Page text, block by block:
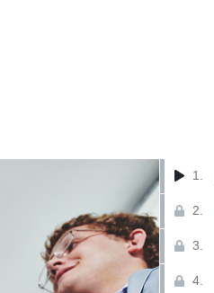
1.
2.
3.
4.